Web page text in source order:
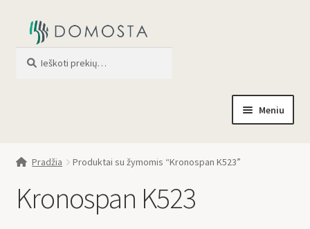
Meniu
Pradžia Produktai su žymomis “Kronospan K523”
Kronospan K523